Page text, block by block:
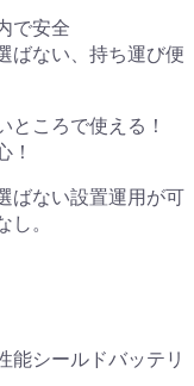
で安全
ない、持ち運び便
ところで使える！
！
ばない設置運用が可
。
能シールドバッテリ